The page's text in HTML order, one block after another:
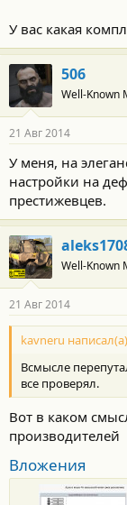
У вас какая
506
Well-Known
21 Авг 2014
У меня, на
настройки на
престижевцев.
Well-Known
21 Авг 2014
kavneru
Всмысле
все проверял.
Вот в каком
производителей
Вложения